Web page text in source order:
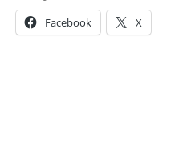
Facebook X